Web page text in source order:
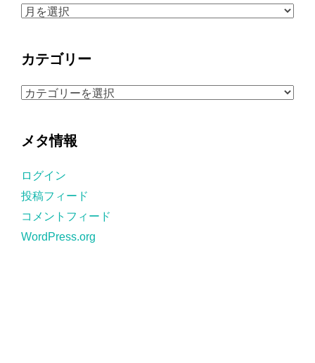
ア
ブ
カテゴリー
カ
ー
メタ情報
ログイン
投稿フィード
コメントフィード
WordPress.org